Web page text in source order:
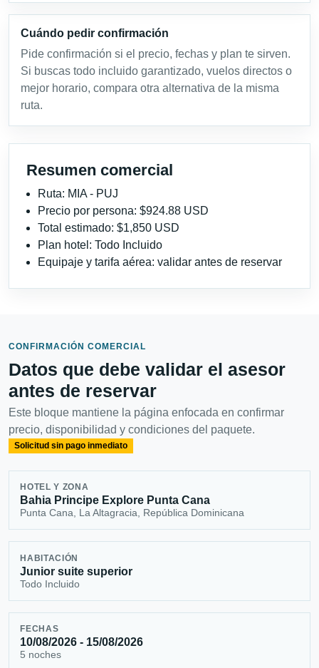
Cuándo pedir confirmación
Pide confirmación si el precio, fechas y plan te sirven.
Si buscas todo incluido garantizado, vuelos directos o
mejor horario, compara otra alternativa de la misma
ruta.
Resumen comercial
Ruta: MIA - PUJ
Precio por persona: $924.88 USD
Total estimado: $1,850 USD
Plan hotel: Todo Incluido
Equipaje y tarifa aérea: validar antes de reservar
CONFIRMACIÓN COMERCIAL
Datos que debe validar el asesor
antes de reservar
Este bloque mantiene la página enfocada en confirmar
precio, disponibilidad y condiciones del paquete.
Solicitud sin pago inmediato
HOTEL Y ZONA
Bahia Principe Explore Punta Cana
Punta Cana, La Altagracia, República Dominicana
HABITACIÓN
Junior suite superior
Todo Incluido
FECHAS
10/08/2026 - 15/08/2026
5 noches